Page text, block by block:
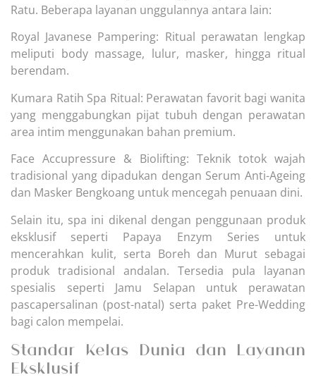
Ratu. Beberapa layanan unggulannya antara lain:
Royal Javanese Pampering: Ritual perawatan lengkap
meliputi body massage, lulur, masker, hingga ritual
berendam.
Kumara Ratih Spa Ritual: Perawatan favorit bagi wanita
yang menggabungkan pijat tubuh dengan perawatan
area intim menggunakan bahan premium.
Face Accupressure & Biolifting: Teknik totok wajah
tradisional yang dipadukan dengan Serum Anti-Ageing
dan Masker Bengkoang untuk mencegah penuaan dini.
Selain itu, spa ini dikenal dengan penggunaan produk
eksklusif seperti Papaya Enzym Series untuk
mencerahkan kulit, serta Boreh dan Murut sebagai
produk tradisional andalan. Tersedia pula layanan
spesialis seperti Jamu Selapan untuk perawatan
pascapersalinan (post-natal) serta paket Pre-Wedding
bagi calon mempelai.
Standar Kelas Dunia dan Layanan
Eksklusif